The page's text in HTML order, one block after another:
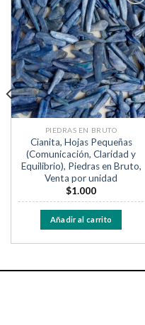
Añadir
a la
lista de
deseos
PIEDRAS EN BRUTO
Cianita, Hojas Pequeñas
(Comunicación, Claridad y
Equilibrio), Piedras en Bruto,
Venta por unidad
$1.000
Añadir al carrito